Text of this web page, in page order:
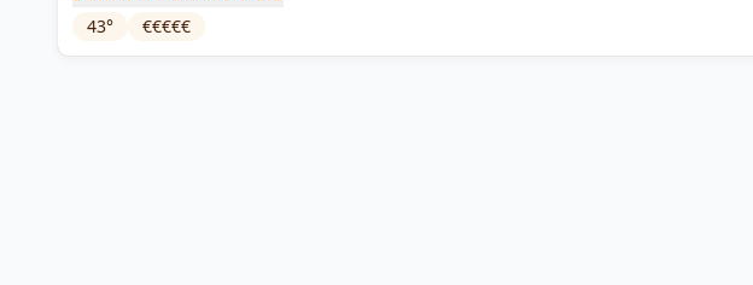
43° €€€€€